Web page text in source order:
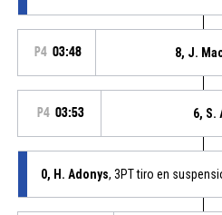
P4 03:48 8, J.
P4 03:53 6, S.
0, H. Adonys, 3PT tiro en